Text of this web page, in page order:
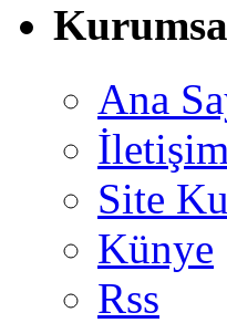
Ana
İletişim
Site
Künye
Rss